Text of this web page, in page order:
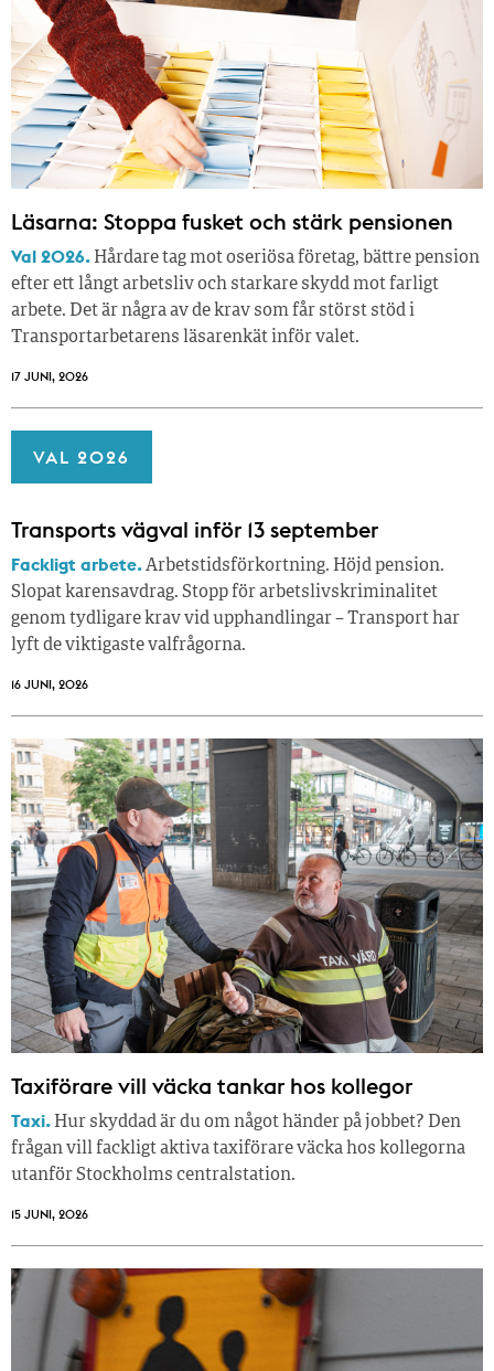
Läsarna: Stoppa fusket och stärk pensionen
Val 2026. Hårdare tag mot oseriösa företag, bättre pension
efter ett långt arbetsliv och starkare skydd mot farligt
arbete. Det är några av de krav som får störst stöd i
Transportarbetarens läsar­enkät inför valet.
17 JUNI, 2026
VAL 2026
Transports vägval inför 13 september
Fackligt arbete.Arbetstidsförkortning. Höjd pension.
Slopat karensavdrag. Stopp för arbetslivskriminalitet
genom tydligare krav vid upphandlingar – Transport har
lyft de viktigaste valfrågorna.
16 JUNI, 2026
Taxiförare vill väcka tankar hos kollegor
Taxi. Hur skyddad är du om något händer på jobbet? Den
frågan vill fackligt aktiva taxiförare väcka hos kollegorna
utanför Stockholms centralstation.
15 JUNI, 2026